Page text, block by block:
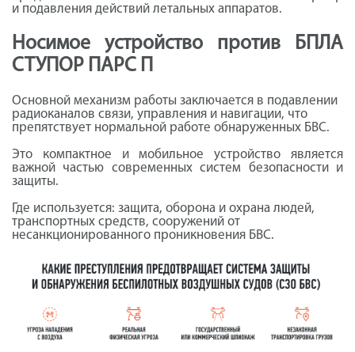
и подавления действий летальных аппаратов.
Носимое устройство против БПЛА
СТУПОР ПАРС П
Основной механизм работы заключается в подавлении
радиоканалов связи, управления и навигации, что
препятствует нормальной работе обнаруженных БВС.
Это компактное и мобильное устройство является
важной частью современных систем безопасности и
защиты.
Где используется: защита, оборона и охрана людей,
транспортных средств, сооружений от
несанкционированного проникновения БВС.